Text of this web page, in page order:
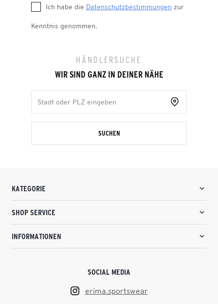
Ich habe die Datenschutzbestimmungen zur
Kenntnis genommen.
HÄNDLERSUCHE
WIR SIND GANZ IN DEINER NÄHE
SUCHEN
KATEGORIE
SHOP SERVICE
INFORMATIONEN
SOCIAL MEDIA
erima.sportswear